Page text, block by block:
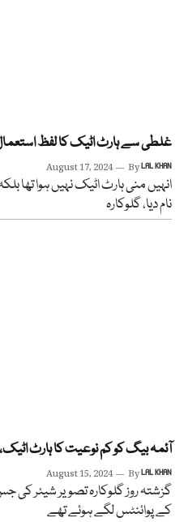
غلطی سے ہارٹ اٹیک کا لفظ
August 17, 2024 ByLAL KHAN
انہیں منی ہارٹ اٹیک نہیں ہوا تھا
نام دیا، گلوکارہ
آئمہ بیگ کو کم نوعیت کا ہارٹ
August 15, 2024 ByLAL KHAN
گزشتہ روز گلوکارہ تصویر شیئر
کے پوائنٹس لگے ہوئے تھے